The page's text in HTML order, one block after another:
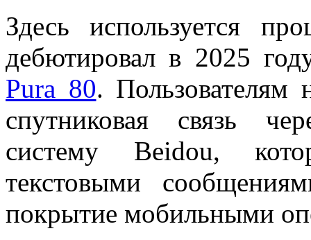
Здесь используется
дебютировал в 2025
Pura 80. Пользователям
спутниковая связь
систему Beidou,
текстовыми
покрытие мобильными